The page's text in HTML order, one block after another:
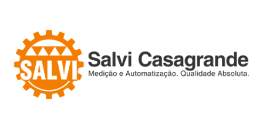
conteúdo